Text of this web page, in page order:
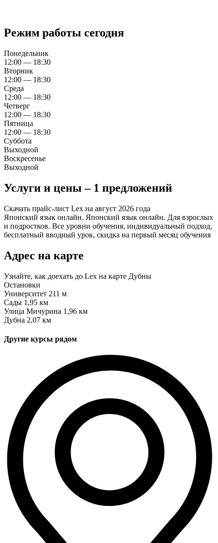
Режим работы сегодня
Понедельник
12:00 — 18:30
Вторник
12:00 — 18:30
Среда
12:00 — 18:30
Четверг
12:00 — 18:30
Пятница
12:00 — 18:30
Суббота
Выходной
Воскресенье
Выходной
Услуги и цены – 1 предложений
Скачать прайс-лист Lex на август 2026 года
Японский язык онлайн. Японский язык онлайн. Для взрослых
и подростков. Все уровни обучения, индивидуальный подход,
бесплатный вводный урок, скидка на первый месяц обучения
Адрес на карте
Узнайте, как доехать до Lex на карте Дубны
Остановки
Университет 211 м
Сады 1,95 км
Улица Мичурина 1,96 км
Дубна 2,07 км
Другие курсы рядом